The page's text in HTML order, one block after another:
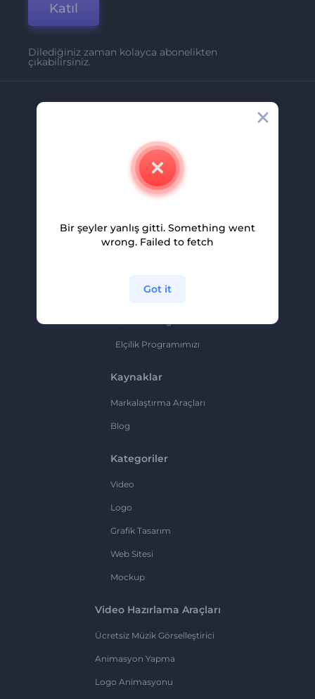
Katıl
Dilediğiniz zaman kolayca abonelikten
çıkabilirsiniz.
İletişim
Kariyer
Ortaklık Programı
Elçilik Programımızı
Kaynaklar
Markalaştırma Araçları
Blog
Kategoriler
Video
Logo
Grafik Tasarım
Web Sitesi
Mockup
Video Hazırlama Araçları
Ücretsiz Müzik Görselleştirici
Animasyon Yapma
Logo Animasyonu
Bir şeyler yanlış gitti. Something went
wrong. Failed to fetch
Got it